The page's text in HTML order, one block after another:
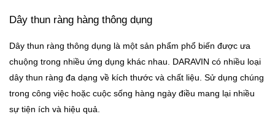
Dây thun ràng hàng thông dụng
Dây thun ràng thông dụng là một sản phẩm phổ biến được ưa
chuộng trong nhiều ứng dụng khác nhau. DARAVIN có nhiều loại
dây thun ràng đa dạng về kích thước và chất liệu. Sử dụng chúng
trong công việc hoặc cuộc sống hàng ngày điều mang lại nhiều
sự tiện ích và hiệu quả.